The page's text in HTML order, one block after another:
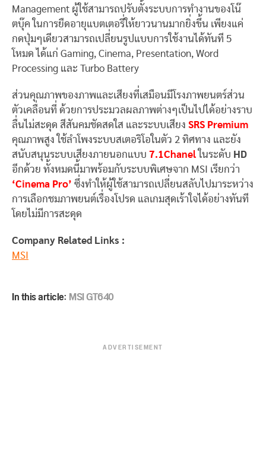
Management ผู้ใช้สามารถปรับตั้งระบบการทำงานของโน๊
ตบุ๊ค ในการยืดอายุแบตเตอรี่ให้ยาวนานมากยิ่งขึ้น เพียงแค่
กดปุ่มๆเดียวสามารถเปลี่ยนรูปแบบการใช้งานได้ทันที 5
โหมด ได้แก่ Gaming, Cinema, Presentation, Word
Processing และ Turbo Battery
ส่วนคุณภาพของภาพและเสียงที่เสมือนมีโรงภาพยนตร์ส่วน
ตัวเคลื่อนที่ ด้วยการประมวลผลภาพต่างๆเป็นไปได้อย่างราบ
ลื่นไม่สะดุด สีสันคมชัดสดใส และระบบเสียง SRS Premium
คุณภาพสูง ใช้ลำโพงระบบสเตอริโอในตัว 2 ทิศทาง และยัง
สนับสนุนระบบเสียงภายนอกแบบ 7.1Chanel ในระดับ HD
อีกด้วย ทั้งหมดนี้มาพร้อมกับระบบพิเศษจาก MSI เรียกว่า
‘Cinema Pro’ ซึ่งทำให้ผู้ใช้สามารถเปลี่ยนสลับไปมาระหว่าง
การเลือกชมภาพยนต์เรื่องโปรด แลเกมสุดเร้าใจได้อย่างทันที
โดยไม่มีการสะดุด
Company Related Links :
MSI
In this article:MSI GT640
ADVERTISEMENT